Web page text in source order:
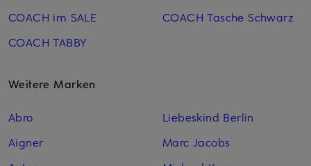
COACH im SALE
COACH TABBY
COACH Tasche Schwarz
Weitere Marken
Abro
Aigner
Liebeskind Berlin
Marc Jacobs